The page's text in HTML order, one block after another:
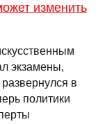
изменить
экзамены,
в
политики